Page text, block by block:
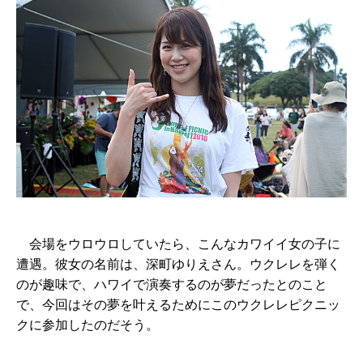
会場をウロウロしていたら、こんなカワイイ女の子に
遭遇。彼女の名前は、深町ゆりえさん。ウクレレを弾く
のが趣味で、ハワイで演奏するのが夢だったとのこと
で、今回はその夢を叶えるためにこのウクレレピクニッ
クに参加したのだそう。